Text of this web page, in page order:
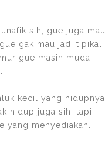
sih, gue juga mau
gak mau jadi tipikal
gue masih muda
kecil yang hidupnya
hidup juga sih, tapi
yang menyediakan.